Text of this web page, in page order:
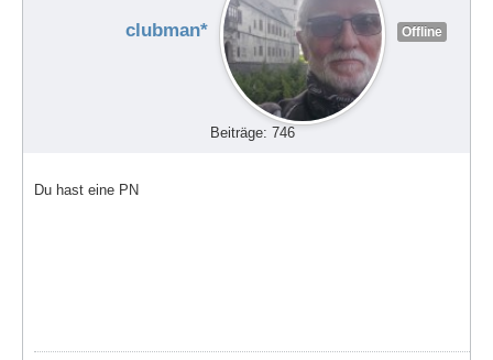
clubman* Offline
Beiträge: 746
Du hast eine PN